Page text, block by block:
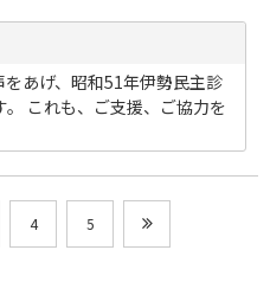
あげ、昭和51年伊勢民主診
これも、ご支援、ご協力を
4 5